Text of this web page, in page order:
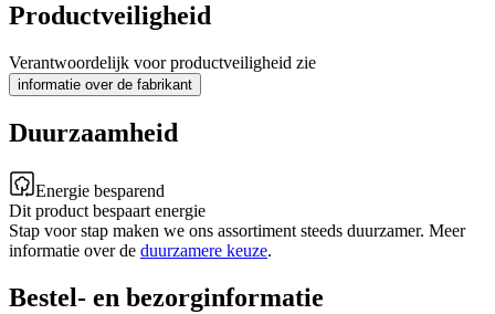
Productveiligheid
Verantwoordelijk voor productveiligheid zie
informatie over de fabrikant
Duurzaamheid
Energie besparend
Dit product bespaart energie
Stap voor stap maken we ons assortiment steeds duurzamer. Meer
informatie over de duurzamere keuze.
Bestel- en bezorginformatie